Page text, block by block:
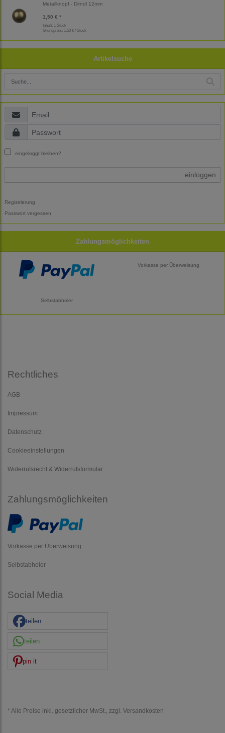
Metallknopf - Dirndl 12mm
1,50 € *
Inhalt: 1 Stück
Grundpreis: 1,50 € / Stück
Artikelsuche
eingeloggt bleiben?
einloggen
Registrierung
Passwort vergessen
Zahlungsmöglichkeiten
Vorkasse per Überweisung
Selbstabholer
Rechtliches
AGB
Impressum
Datenschutz
Cookieeinstellungen
Widerrufsrecht & Widerrufsformular
Zahlungsmöglichkeiten
Vorkasse per Überweisung
Selbstabholer
Social Media
teilen
teilen
pin it
* Alle Preise inkl. gesetzlicher MwSt., zzgl. Versandkosten